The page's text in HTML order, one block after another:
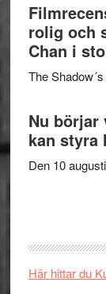
rolig och
Chan i
The
Nu börjar
kan styra
Den 10
Här hittar du